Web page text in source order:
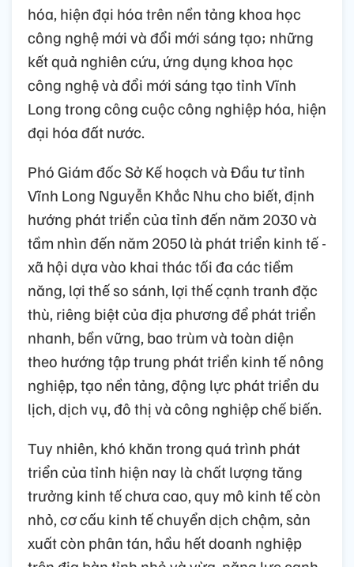
hóa, hiện đại hóa trên nền tảng khoa học
công nghệ mới và đổi mới sáng tạo; những
kết quả nghiên cứu, ứng dụng khoa học
công nghệ và đổi mới sáng tạo tỉnh Vĩnh
Long trong công cuộc công nghiệp hóa, hiện
đại hóa đất nước.
Phó Giám đốc Sở Kế hoạch và Đầu tư tỉnh
Vĩnh Long Nguyễn Khắc Nhu cho biết, định
hướng phát triển của tỉnh đến năm 2030 và
tầm nhìn đến năm 2050 là phát triển kinh tế -
xã hội dựa vào khai thác tối đa các tiềm
năng, lợi thế so sánh, lợi thế cạnh tranh đặc
thù, riêng biệt của địa phương để phát triển
nhanh, bền vững, bao trùm và toàn diện
theo hướng tập trung phát triển kinh tế nông
nghiệp, tạo nền tảng, động lực phát triển du
lịch, dịch vụ, đô thị và công nghiệp chế biến.
Tuy nhiên, khó khăn trong quá trình phát
triển của tỉnh hiện nay là chất lượng tăng
trưởng kinh tế chưa cao, quy mô kinh tế còn
nhỏ, cơ cấu kinh tế chuyển dịch chậm, sản
xuất còn phân tán, hầu hết doanh nghiệp